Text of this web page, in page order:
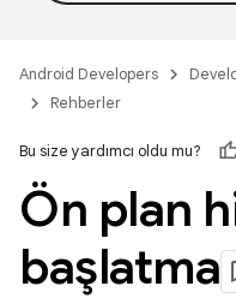
Android Developers
Rehberler
Bu size yardımcı oldu mu?
Ön plan
başlatma